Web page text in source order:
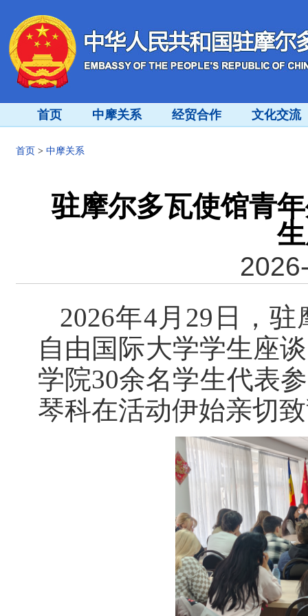
首页 中摩关系 经贸合作 文化交流
首页 > 中摩关系
驻摩尔多瓦使馆青
2026年4月29日，
自由国际大学学生座
学院30余名学生代表
琴科在活动伊始亲切